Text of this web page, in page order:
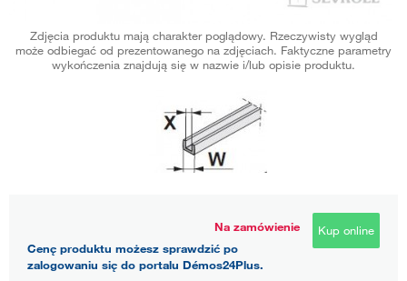
Zdjęcia produktu mają charakter poglądowy. Rzeczywisty wygląd
może odbiegać od prezentowanego na zdjęciach. Faktyczne parametry
wykończenia znajdują się w nazwie i/lub opisie produktu.
Na zamówienie
Cenę produktu możesz sprawdzić po
zalogowaniu się do portalu Démos24Plus.
Kup online